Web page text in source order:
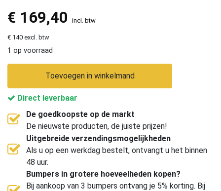
€ 169,40 incl. btw
€ 140 excl. btw
1 op voorraad
Toevoegen in winkelmand
Direct leverbaar
De goedkoopste op de markt
De nieuwste producten, de juiste prijzen!
Uitgebreide verzendingsmogelijkheden
Als u op een werkdag bestelt, ontvangt u het binnen
48 uur.
Bumpers in grotere hoeveelheden kopen?
Bij aankoop van 3 bumpers ontvang je 5% korting. Bij